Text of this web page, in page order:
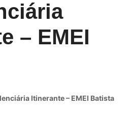
– EMEI
Itinerante – EMEI Batista